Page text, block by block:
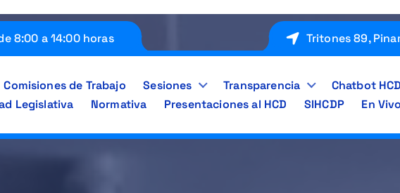
8:00 a 14:00 horas Tritones 89,
Comisiones de Trabajo Sesiones Transparencia
Chatbot HCD
Legislativa
Normativa Presentaciones al HCD SIHCDP En Vivo